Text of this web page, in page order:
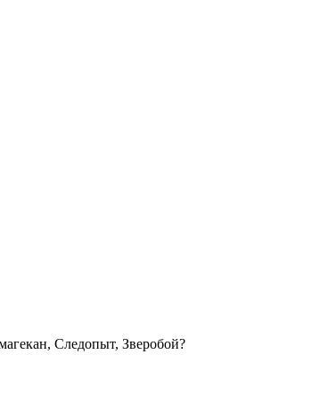
Следопыт, Зверобой?